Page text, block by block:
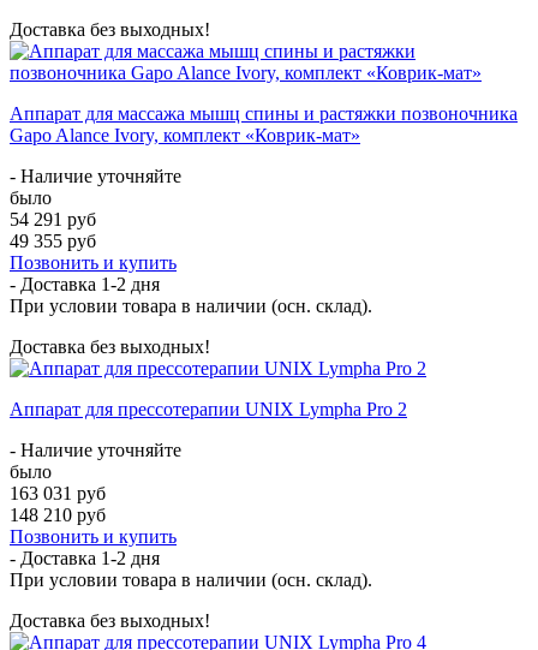
Доставка без выходных!
Аппарат для массажа мышц спины и растяжки позвоночника
Gapo Alance Ivory, комплект «Коврик-мат»
- Наличие уточняйте
было
54 291 руб
49 355 руб
Позвонить и купить
- Доставка 1-2 дня
При условии товара в наличии (осн. склад).
Доставка без выходных!
Аппарат для прессотерапии UNIX Lympha Pro 2
- Наличие уточняйте
было
163 031 руб
148 210 руб
Позвонить и купить
- Доставка 1-2 дня
При условии товара в наличии (осн. склад).
Доставка без выходных!